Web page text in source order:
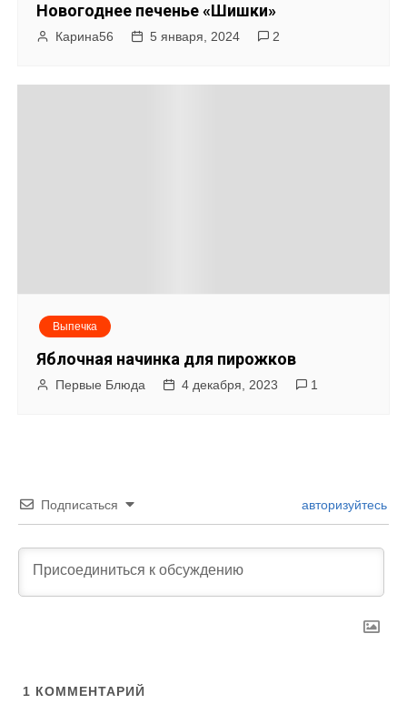
Новогоднее печенье «Шишки»
Карина56 5 января, 2024 2
Выпечка
Яблочная начинка для пирожков
Первые Блюда 4 декабря, 2023 1
Подписаться авторизуйтесь
1 КОММЕНТАРИЙ